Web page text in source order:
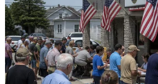
10/06/2026 10:29
Huế tranh thủ các nguồn lực, kinh
hợp tác quốc tế để hiện thực hóa
dựng Huế là thành phố trực thuộc
hướng văn hóa, di sản, sinh thái,